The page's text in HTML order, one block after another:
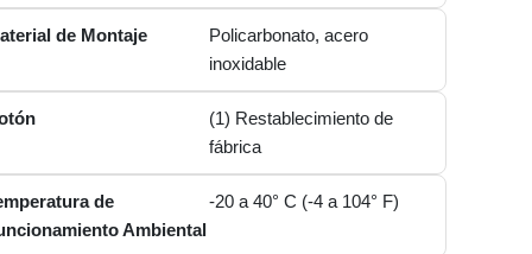
de Montaje
Policarbonato, acero
inoxidable
(1) Restablecimiento de
fábrica
de
Ambiental
-20 a 40° C (-4 a 104° F)